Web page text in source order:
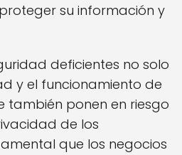
su información y
deficientes no solo
y el funcionamiento de
también ponen en riesgo
de los
que los negocios